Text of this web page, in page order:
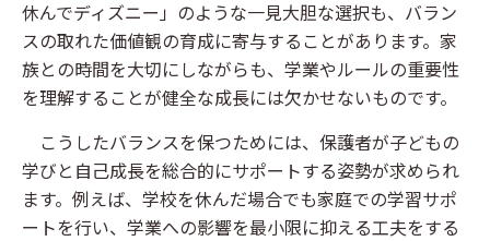
休んでディズニー」のような一見大胆な選択も、バラン
スの取れた価値観の育成に寄与することがあります。家
族との時間を大切にしながらも、学業やルールの重要性
を理解することが健全な成長には欠かせないものです。
こうしたバランスを保つためには、保護者が子どもの
学びと自己成長を総合的にサポートする姿勢が求められ
ます。例えば、学校を休んだ場合でも家庭での学習サポ
ートを行い、学業への影響を最小限に抑える工夫をする